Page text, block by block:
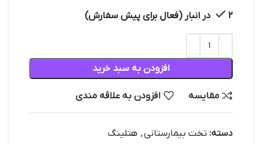
2 در انبار (فعال برای پیش سفارش)
افزودن به سبد خرید
مقایسه افزودن به علاقه مندی
دسته: تخت بیمارستانی, هتلینگ